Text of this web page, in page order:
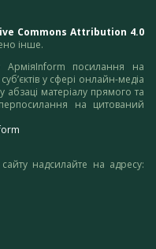
Commons Attribution 4.0
інше.
АрміяInform посилання на
у сфері онлайн-медіа
матеріалу прямого та
на цитований
надсилайте на адресу: